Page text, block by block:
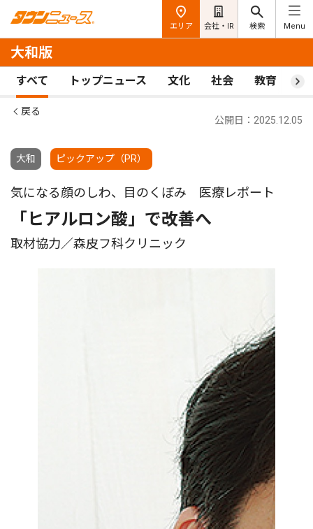
エリア 会社・IR 検索 Menu
大和版
すべて トップニュース 文化 社会 教育 ス
戻る
大和 ピックアップ（PR）
公開日：2025.12.05
気になる顔のしわ、目のくぼみ 医療レポート
「ヒアルロン酸」で改善へ
取材協力／森皮フ科クリニック